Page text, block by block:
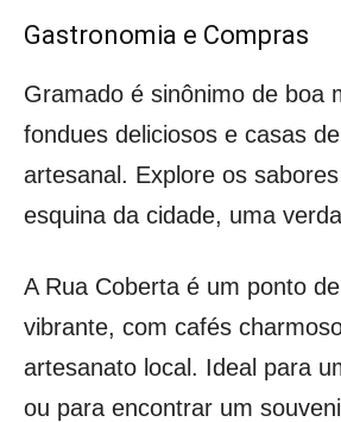
Gastronomia e Compras
Gramado é sinônimo de boa
fondues deliciosos e casas
artesanal. Explore os
esquina da cidade, uma
A Rua Coberta é um ponto
vibrante, com cafés
artesanato local. Ideal para
ou para encontrar um